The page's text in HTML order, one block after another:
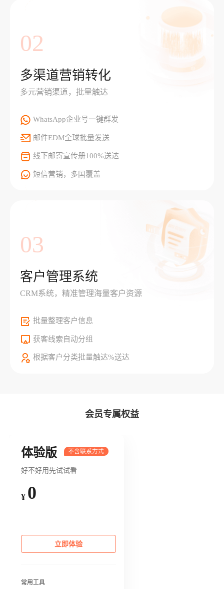
02
多渠道营销转化
多元营销渠道，批量触达
WhatsApp企业号一键群发
邮件EDM全球批量发送
线下邮寄宣传册100%送达
短信营销，多国覆盖
03
客户管理系统
CRM系统，精准管理海量客户资源
批量整理客户信息
获客线索自动分组
根据客户分类批量触达%送达
会员专属权益
体验版
好不好用先试试看
¥ 0
立即体验
常用工具